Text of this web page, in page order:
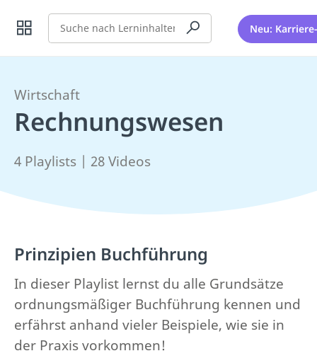
Suche Neu:
Wirtschaft
Rechnungswesen
4 Playlists | 28 Videos
Prinzipien Buchführung
In dieser Playlist lernst du alle Grundsätze
ordnungsmäßiger Buchführung kennen und
erfährst anhand vieler Beispiele, wie sie in
der Praxis vorkommen!